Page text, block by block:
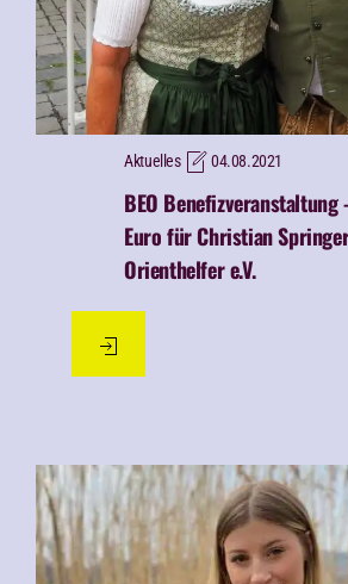
Aktuelles 04.08.2021
BEO Benefizveranstaltung
Euro für Christian
Orienthelfer e.V.